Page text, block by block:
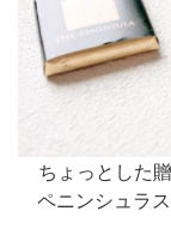
ちょっとした
ペニンシュラ